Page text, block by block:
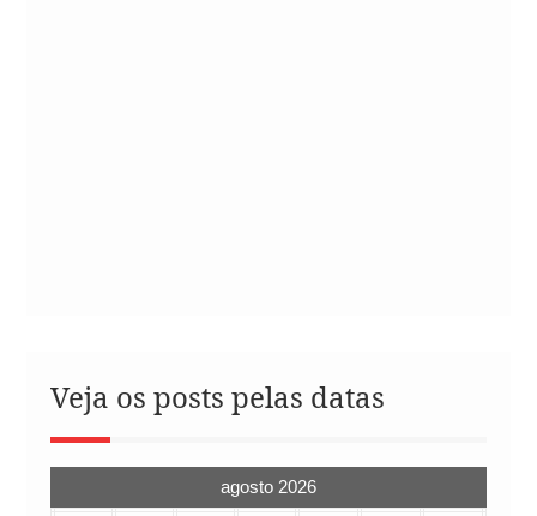
Veja os posts pelas datas
agosto 2026